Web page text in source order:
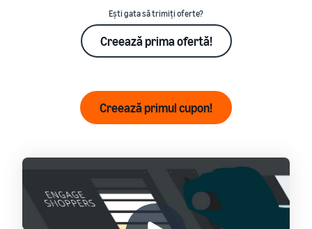
Ești gata să trimiți oferte?
Creează prima ofertă!
Creează primul cupon!